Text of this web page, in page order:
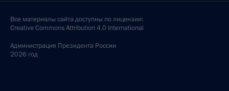
Все материалы сайта доступны по лицензии:
Creative Commons Attribution 4.0 International
Администрация Президента России
2026 год